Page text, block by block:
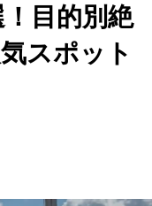
目的別絶
スポット